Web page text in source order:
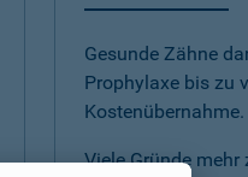
Gesunde Zähne
Prophylaxe bis zu
Kostenübernahme.
Viele Gründe mehr